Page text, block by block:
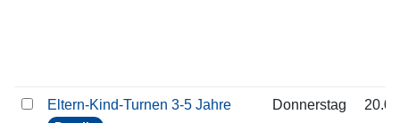
Eltern-Kind-Turnen 3-5 Jahre Donnerstag